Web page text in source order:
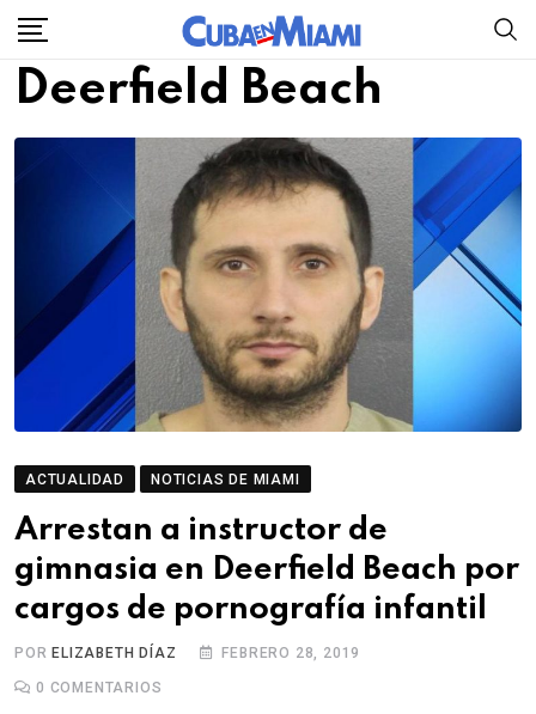
Skip
content
Deerfield Beach
ACTUALIDAD NOTICIAS DE MIAMI
Arrestan a instructor de
gimnasia en Deerfield Beach por
cargos de pornografía infantil
PORELIZABETH DÍAZ FEBRERO 28, 2019
0 COMENTARIOS